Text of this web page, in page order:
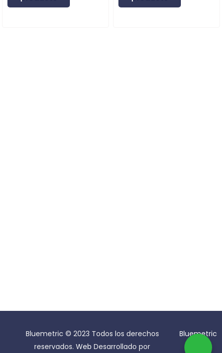
Bluemetric © 2023 Todos los derechos
reservados. Web Desarrollado por
Bluemetric